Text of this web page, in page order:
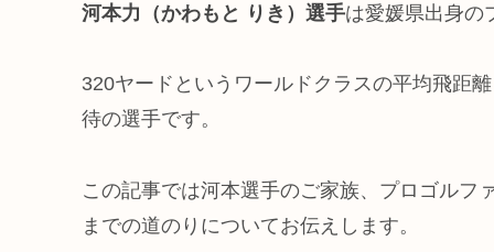
河本力（かわもと りき）選手は愛媛県出身の
320ヤードというワールドクラスの平均飛距
待の選手です。
この記事では河本選手のご家族、プロゴルフ
までの道のりについてお伝えします。